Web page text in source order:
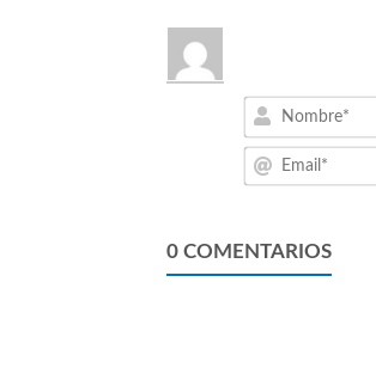
0 COMENTARIOS